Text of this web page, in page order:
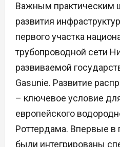
Важным практическим
развития
первого участка
трубопроводной сети
развиваемой
Gasunie. Развитие
– ключевое условие
европейского
Роттердама. Впервые в
были интегрированы